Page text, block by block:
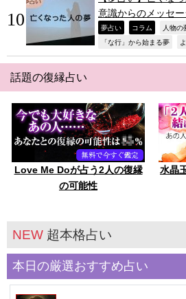
意識からのメッセー
夢占い コラム 人物の
「な行」から始まる夢
話題の復縁占い
Love Me Doが占う2人の復縁
の可能性
水晶
NEW 超本格占い
本日の厳選おすすめ占い